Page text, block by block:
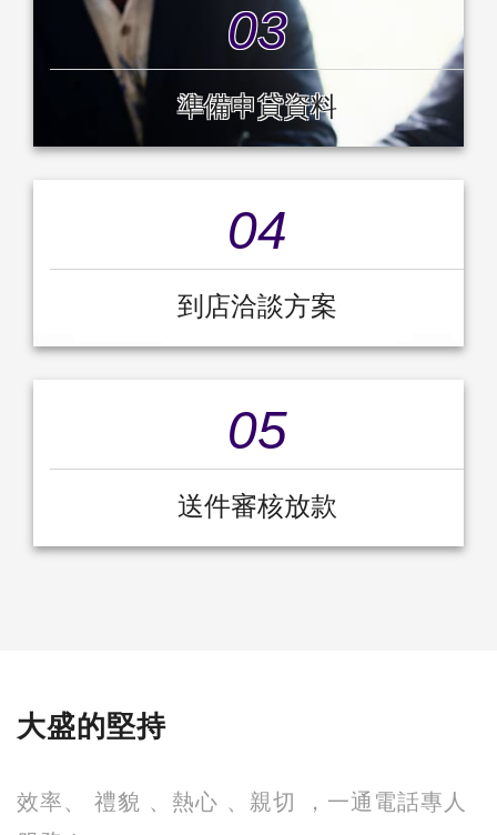
03
準備申貸資料
04
到店洽談方案
05
送件審核放款
大盛的堅持
效率、 禮貌 、熱心 、親切 ，一通電話專人